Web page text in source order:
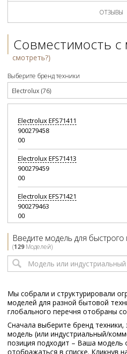
ОТЗЫВЫ
Совместимость с
смотреть?)
Выберите бренд техники
Electrolux (76)
ElectroluxEFS71411
900279458
00
ElectroluxEFS71413
900279459
00
ElectroluxEFS71421
900279463
00
900402274
00
ElectroluxEFS71423
00
ElectroluxEFS71423
00
ElectroluxEFS71423GR
Введите модель для быстрого
(129 Моделей)
Мы собрали и структурировали
моделей для разной бытовой
глобального перечня отобраны
Сначала выберите бренд
модель (или индустриальный/
позиция подходит – Ваша модель
отображаться в списке. Кликнув